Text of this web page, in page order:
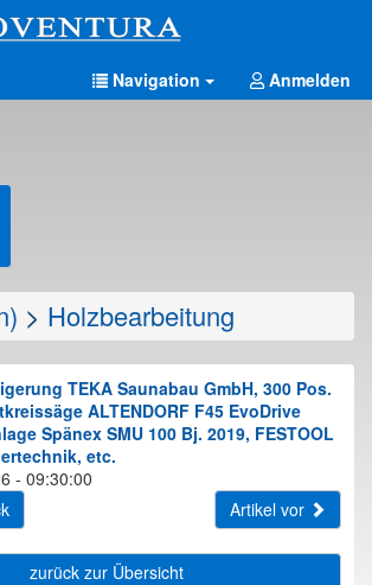
Navigation Anmelden
> Holzbearbeitung
TEKA Saunabau GmbH, 300 Pos.
ALTENDORF F45 EvoDrive
Spänex SMU 100 Bj. 2019, FESTOOL
etc.
- 09:30:00
Artikel vor
zurück zur Übersicht